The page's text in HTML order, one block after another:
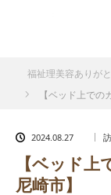
福祉理美容ありが
【ベッド上での
2024.08.27
【ベッド
尼崎市】